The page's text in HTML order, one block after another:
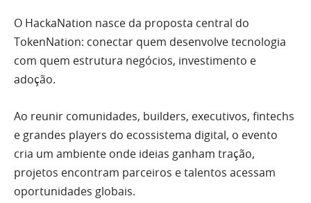
O HackaNation nasce da proposta central do
TokenNation: conectar quem desenvolve tecnologia
com quem estrutura negócios, investimento e
adoção.
Ao reunir comunidades, builders, executivos, fintechs
e grandes players do ecossistema digital, o evento
cria um ambiente onde ideias ganham tração,
projetos encontram parceiros e talentos acessam
oportunidades globais.